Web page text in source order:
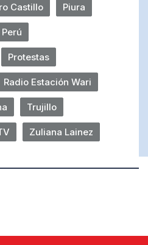
Castillo Piura
Protestas
Radio Estación Wari
Trujillo
Zuliana Lainez